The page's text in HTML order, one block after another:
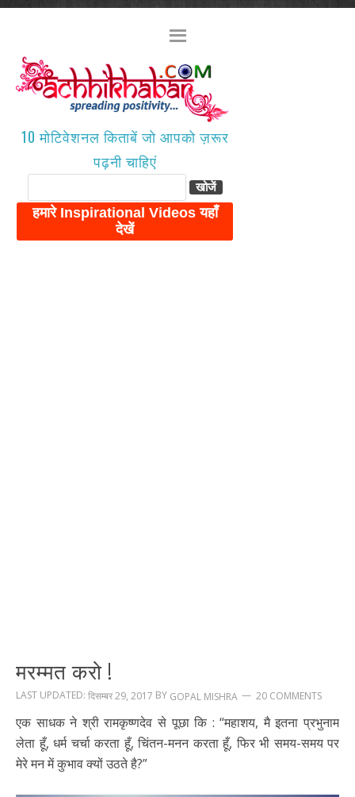
10 मोटिवेशनल किताबें जो आपको ज़रूर
पढ़नी चाहिएं
मरम्मत करो !
LAST UPDATED: दिसम्बर 29, 2017 BY GOPAL MISHRA 20 COMMENTS
एक साधक ने श्री रामकृष्णदेव से पूछा कि : “महाशय, मै इतना प्रभुनाम
लेता हूँ, धर्म चर्चा करता हूँ, चिंतन-मनन करता हूँ, फिर भी समय-समय पर
मेरे मन में कुभाव क्यों उठते है?”